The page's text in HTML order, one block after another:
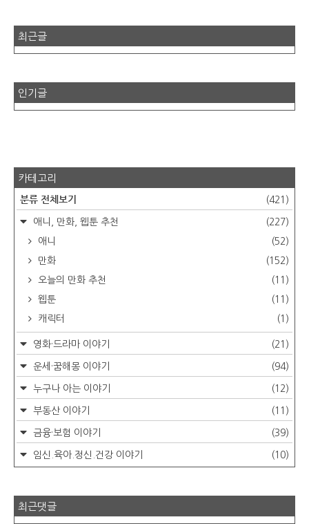
최근글
인기글
카테고리
분류 전체보기 (421)
애니, 만화, 웹툰 추천
(227)
애니
(52)
만화
(152)
오늘의 만화 추천
(11)
웹툰
(11)
캐릭터
(1)
영화·드라마 이야기 (21)
운세·꿈해몽 이야기 (94)
누구나 아는 이야기 (12)
부동산 이야기 (11)
금융·보험 이야기 (39)
임신.육아.정신.건강 이야기 (10)
최근댓글